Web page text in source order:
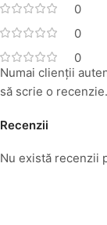
0
0
0
Recenzii
Nu există recenzii
Numai clienții
să scrie o recenzie.